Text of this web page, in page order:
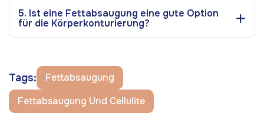
5. Ist eine Fettabsaugung eine gute Option
für die Körperkonturierung?
Tags:
Fettabsaugung
Fettabsaugung Und Cellulite